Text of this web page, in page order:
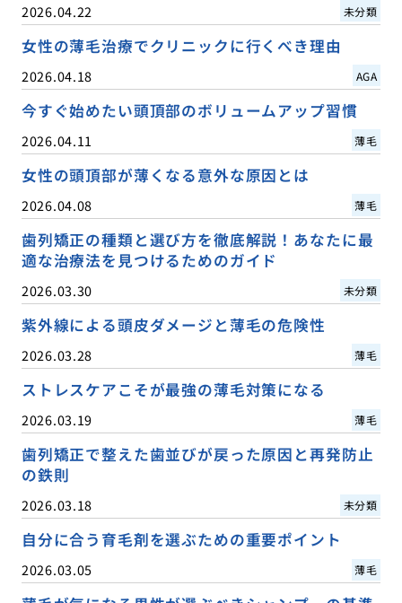
2026.04.22 未分類
女性の薄毛治療でクリニックに行くべき理由
2026.04.18 AGA
今すぐ始めたい頭頂部のボリュームアップ習慣
2026.04.11 薄毛
女性の頭頂部が薄くなる意外な原因とは
2026.04.08 薄毛
歯列矯正の種類と選び方を徹底解説！あなたに最
適な治療法を見つけるためのガイド
2026.03.30 未分類
紫外線による頭皮ダメージと薄毛の危険性
2026.03.28 薄毛
ストレスケアこそが最強の薄毛対策になる
2026.03.19 薄毛
歯列矯正で整えた歯並びが戻った原因と再発防止
の鉄則
2026.03.18 未分類
自分に合う育毛剤を選ぶための重要ポイント
2026.03.05 薄毛